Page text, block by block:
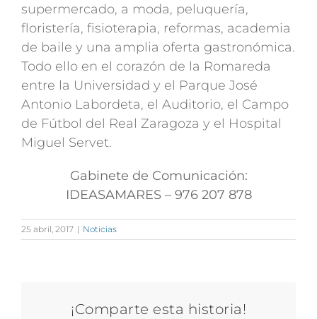
supermercado, a moda, peluquería,
floristería, fisioterapia, reformas, academia
de baile y una amplia oferta gastronómica.
Todo ello en el corazón de la Romareda
entre la Universidad y el Parque José
Antonio Labordeta, el Auditorio, el Campo
de Fútbol del Real Zaragoza y el Hospital
Miguel Servet.
Gabinete de Comunicación:
IDEASAMARES – 976 207 878
25 abril, 2017 | Noticias
¡Comparte esta historia!